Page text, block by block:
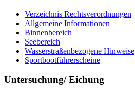
Ver­zeich­nis Rechts­ver­ord­nun­gen
All­ge­mei­ne In­for­ma­tio­nen
Bin­nen­be­reich
See­be­reich
Was­ser­stra­ßen­be­zo­ge­ne Hin­wei­se
Sport­boot­füh­rer­schei­ne
Untersuchung/ Eichung